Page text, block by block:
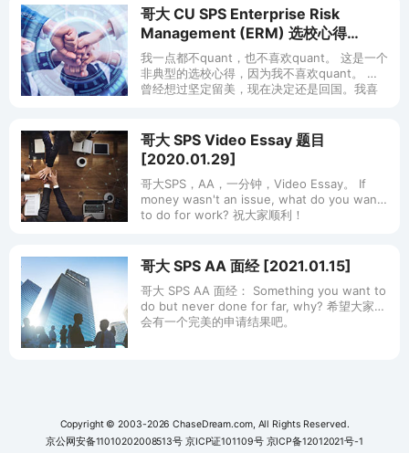
哥大 CU SPS Enterprise Risk
Management (ERM) 选校心得
+8000字详细介绍+在读反馈+答疑
我一点都不quant，也不喜欢quant。 这是一个
非典型的选校心得，因为我不喜欢quant。 我
曾经想过坚定留美，现在决定还是回国。我喜
哥大 SPS Video Essay 题目
[2020.01.29]
哥大SPS，AA，一分钟，Video Essay。 If
money wasn't an issue, what do you want
to do for work? 祝大家顺利！
哥大 SPS AA 面经 [2021.01.15]
哥大 SPS AA 面经： Something you want to
do but never done for far, why? 希望大家都
会有一个完美的申请结果吧。
Copyright © 2003-2026 ChaseDream.com, All Rights Reserved.
京公网安备11010202008513号 京ICP证101109号 京ICP备12012021号-1